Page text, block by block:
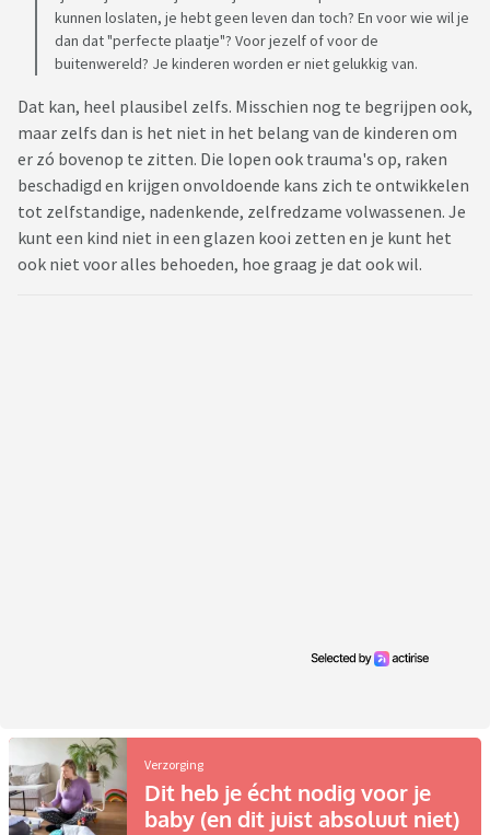
kunnen loslaten, je hebt geen leven dan toch? En voor wie wil je
dan dat "perfecte plaatje"? Voor jezelf of voor de
buitenwereld? Je kinderen worden er niet gelukkig van.
Dat kan, heel plausibel zelfs. Misschien nog te begrijpen ook,
maar zelfs dan is het niet in het belang van de kinderen om
er zó bovenop te zitten. Die lopen ook trauma's op, raken
beschadigd en krijgen onvoldoende kans zich te ontwikkelen
tot zelfstandige, nadenkende, zelfredzame volwassenen. Je
kunt een kind niet in een glazen kooi zetten en je kunt het
ook niet voor alles behoeden, hoe graag je dat ook wil.
Verzorging
Dit heb je écht nodig voor je
baby (en dit juist absoluut niet)